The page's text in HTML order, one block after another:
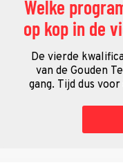
Welke
op kop in de
De vierde
van de Gouden
gang. Tijd dus